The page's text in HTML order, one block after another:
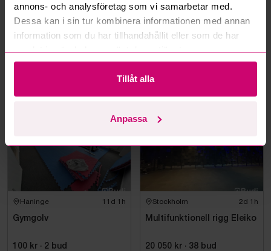
annons- och analysföretag som vi samarbetar med.
Dessa kan i sin tur kombinera informationen med annan
information som du har tillhandahållit eller som de har
samlat in när du har använt deras tjänster.
Tillåt alla
Anpassa
Kan ni frakta mina vunna objekt?
Läs fler frågor och svar
Mer från samma kategori
Haninge 11d 1h
Gymgolv
100 kr · 2 bud
Stockholm 2d 1h
Multifunktionell rigg Eleiko
20 050 kr · 38 bud